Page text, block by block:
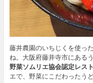
藤井農園のいちじくを使っ
ね。大阪府藤井寺市にある
野菜ソムリエ協会認定レス
エで、野菜にこだわったう